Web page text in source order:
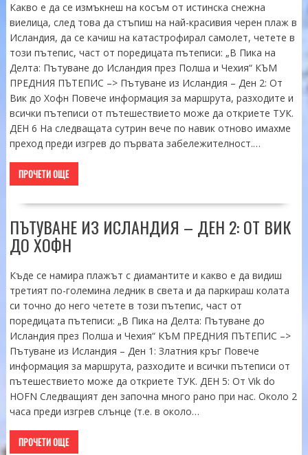
Какво е да се измъкнеш на косъм от истинска снежна
виелица, след това да стъпиш на най-красивия черен плаж в
Исландия, да се качиш на катастрофирал самолет, четете в
този пътепис, част от поредицата пътеписи: „В Пика на
Делта: Пътуване до Исландия през Полша и Чехия“ КЪМ
ПРЕДНИЯ ПЪТЕПИС –> Пътуване из Исландия – Ден 2: От
Вик до Хофн Повече информация за маршрута, разходите и
всички пътеписи от пътешествието може да откриете ТУК.
ДЕН 6 На следващата сутрин вече по навик отново имахме
преход преди изгрев до първата забележителност.…
ПРОЧЕТИ ОЩЕ
ПЪТУВАНЕ ИЗ ИСЛАНДИЯ – ДЕН 2: ОТ ВИК
ДО ХОФН
Къде се намира плажът с диамантите и какво е да видиш
третият по-големина ледник в света и да паркираш колата
си точно до него четете в този пътепис, част от
поредицата пътеписи: „В Пика на Делта: Пътуване до
Исландия през Полша и Чехия“ КЪМ ПРЕДНИЯ ПЪТЕПИС –>
Пътуване из Исландия – Ден 1: Златния кръг Повече
информация за маршрута, разходите и всички пътеписи от
пътешествието може да откриете ТУК. ДЕН 5: От Vik do
HOFN Следващият ден започна много рано при нас. Около 2
часа преди изгрев слънце (т.е. в около…
ПРОЧЕТИ ОЩЕ